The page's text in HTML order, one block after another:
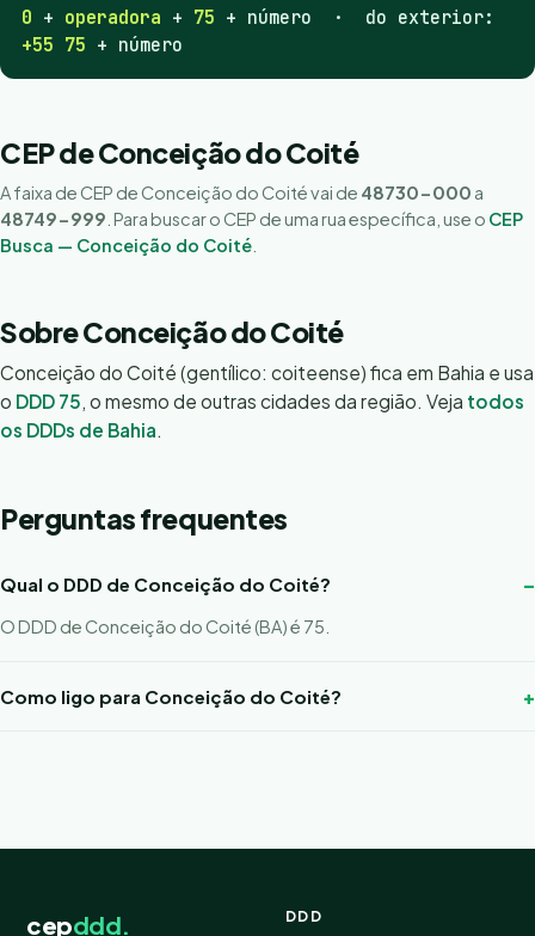
0 + operadora + 75 + número · do exterior:
+55 75 + número
CEP de Conceição do Coité
A faixa de CEP de Conceição do Coité vai de 48730-000 a
48749-999 . Para buscar o CEP de uma rua específica, use o CEP
Busca — Conceição do Coité
Sobre Conceição do Coité
Conceição do Coité (gentílico: coiteense) fica em Bahia e usa
o DDD 75, o mesmo de outras cidades da região. Veja todos
os DDDs de Bahia.
Perguntas frequentes
Qual o DDD de Conceição do Coité?
O DDD de Conceição do Coité (BA) é 75.
Como ligo para Conceição do Coité?
cepddd. DDD